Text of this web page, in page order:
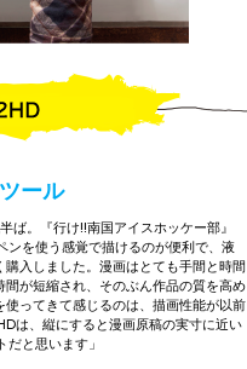
ール
ば。『行け!!南国アイスホッケー部』
ンを使う感覚で描けるのが便利で、液
入しました。漫画はとても手間と時間
が短縮され、そのぶん作品の質を高め
ってきて感じるのは、描画性能が以前
は、縦にすると漫画原稿の実寸に近い
と思います」